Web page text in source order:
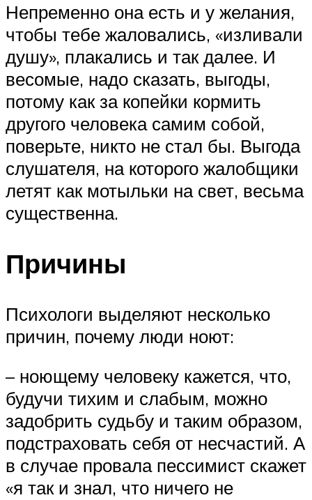
Непременно она есть и у желания,
чтобы тебе жаловались, «изливали
душу», плакались и так далее. И
весомые, надо сказать, выгоды,
потому как за копейки кормить
другого человека самим собой,
поверьте, никто не стал бы. Выгода
слушателя, на которого жалобщики
летят как мотыльки на свет, весьма
существенна.
Причины
Психологи выделяют несколько
причин, почему люди ноют:
– ноющему человеку кажется, что,
будучи тихим и слабым, можно
задобрить судьбу и таким образом,
подстраховать себя от несчастий. А
в случае провала пессимист скажет
«я так и знал, что ничего не